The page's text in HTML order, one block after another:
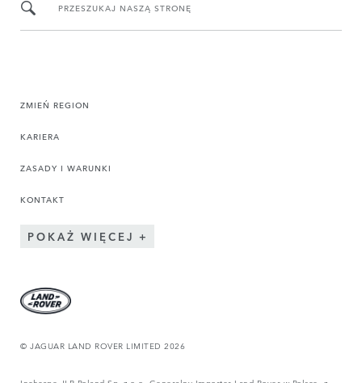
PRZESZUKAJ NASZĄ STRONĘ
ZMIEŃ REGION
KARIERA
ZASADY I WARUNKI
KONTAKT
POKAŻ WIĘCEJ
© JAGUAR LAND ROVER LIMITED 2026